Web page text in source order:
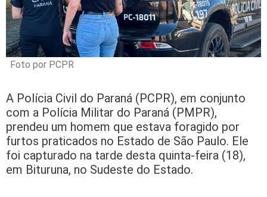
Foto por PCPR
A Polícia Civil do Paraná (PCPR), em conjunto
com a Polícia Militar do Paraná (PMPR),
prendeu um homem que estava foragido por
furtos praticados no Estado de São Paulo. Ele
foi capturado na tarde desta quinta-feira (18),
em Bituruna, no Sudeste do Estado.